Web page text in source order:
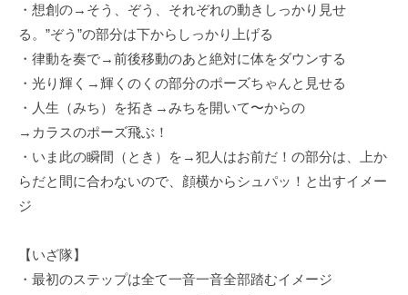
・想創の→そう、ぞう、それぞれの動きしっかり見せ
る。”ぞう”の部分は下からしっかり上げる
・律動を奏で→前後移動のあと絶対に体をダウンする
・光り輝く→輝くのくの部分のポーズちゃんと見せる
・人生（みち）を拓き→みちを開いて〜からの
→カラスのポーズ飛ぶ！
・いま此の瞬間（とき）を→犯人はお前だ！の部分は、上か
らだと間に合わないので、顔横からシュパッ！と出すイメー
ジ
【いざ隊】
・最初のステップは全て一音一音全部踏むイメージ